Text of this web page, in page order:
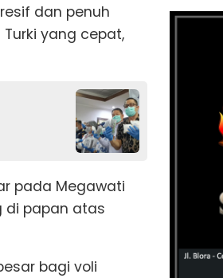
dan penuh
yang cepat,
pada Megawati
di papan atas
bagi voli